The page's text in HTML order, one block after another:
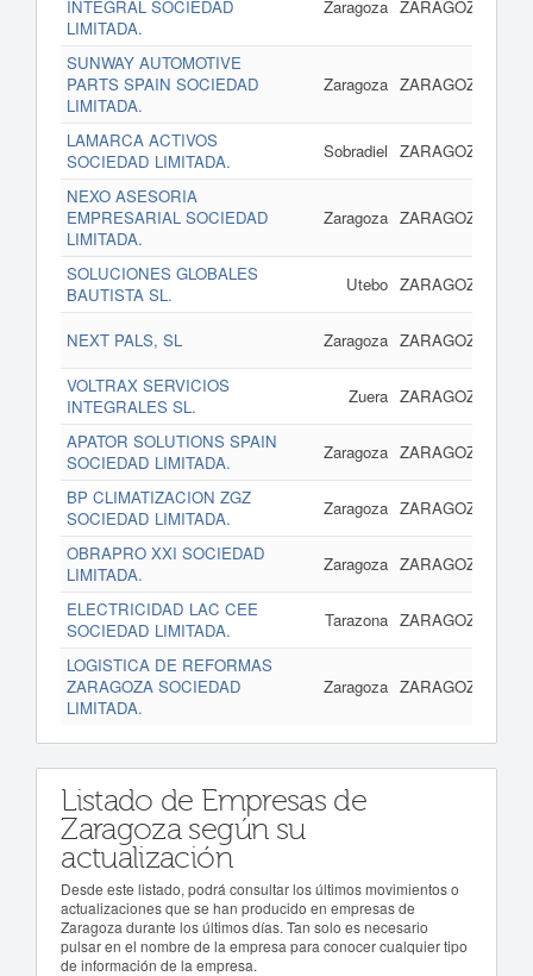
INTEGRAL SOCIEDAD
LIMITADA.
Zaragoza ZARAGOZA
SUNWAY AUTOMOTIVE
PARTS SPAIN SOCIEDAD
LIMITADA.
Zaragoza ZARAGOZA
LAMARCA ACTIVOS
SOCIEDAD LIMITADA.
Sobradiel ZARAGOZA
NEXO ASESORIA
EMPRESARIAL SOCIEDAD
LIMITADA.
Zaragoza ZARAGOZA
SOLUCIONES GLOBALES
BAUTISTA SL.
Utebo ZARAGOZA
NEXT PALS, SL Zaragoza ZARAGOZA
VOLTRAX SERVICIOS
INTEGRALES SL.
Zuera ZARAGOZA
APATOR SOLUTIONS SPAIN
SOCIEDAD LIMITADA.
Zaragoza ZARAGOZA
BP CLIMATIZACION ZGZ
SOCIEDAD LIMITADA.
Zaragoza ZARAGOZA
OBRAPRO XXI SOCIEDAD
LIMITADA.
Zaragoza ZARAGOZA
ELECTRICIDAD LAC CEE
SOCIEDAD LIMITADA.
Tarazona ZARAGOZA
LOGISTICA DE REFORMAS
ZARAGOZA SOCIEDAD
LIMITADA.
Zaragoza ZARAGOZA
Listado de Empresas de
Zaragoza según su
actualización
Desde este listado, podrá consultar los últimos movimientos o
actualizaciones que se han producido en empresas de
Zaragoza durante los últimos días. Tan solo es necesario
pulsar en el nombre de la empresa para conocer cualquier tipo
de información de la empresa.